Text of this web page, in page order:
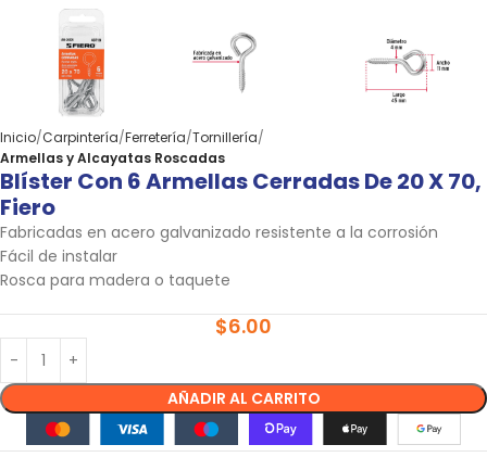
Inicio Carpintería Ferretería Tornillería
Armellas y Alcayatas Roscadas
Blíster Con 6 Armellas Cerradas De 20 X 70,
Fiero
Fabricadas en acero galvanizado resistente a la corrosión
Fácil de instalar
Rosca para madera o taquete
$6.00
AÑADIR AL CARRITO